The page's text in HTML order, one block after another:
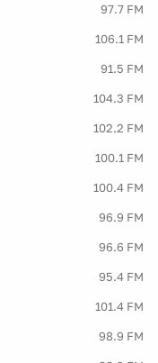
97.7 FM
106.1 FM
91.5 FM
104.3 FM
102.2 FM
100.1 FM
100.4 FM
96.9 FM
96.6 FM
95.4 FM
101.4 FM
98.9 FM